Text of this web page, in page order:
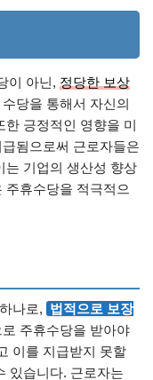
이 아닌, 정당한 보상
당을 통해서 자신의
한 긍정적인 영향을 미
됨으로써 근로자들은
는 기업의 생산성 향상
주휴수당을 적극적으
나로, 법적으로 보장
주휴수당을 받아야
이를 지급받지 못할
있습니다. 근로자는